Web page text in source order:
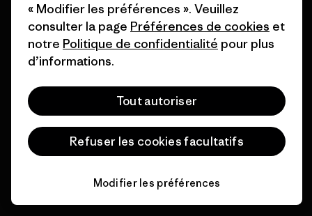
Nous assumons la
responsabilité de notre
impact.
Nous soutenons l'activisme
de terrain.
« Modifier les préférences ». Veuillez
consulter la page Préférences de cookies et
notre Politique de confidentialité pour plus
d’informations.
Tout autoriser
Refuser les cookies facultatifs
Modifier les préférences